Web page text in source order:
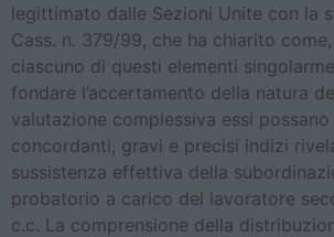
legittimato dalle Sezioni Unite con la
Cass. n. 379/99, che ha chiarito
ciascuno di questi elementi
fondare l’accertamento della natura
valutazione complessiva essi
concordanti, gravi e precisi indizi
sussistenza effettiva della
probatorio a carico del lavoratore
c.c. La comprensione della